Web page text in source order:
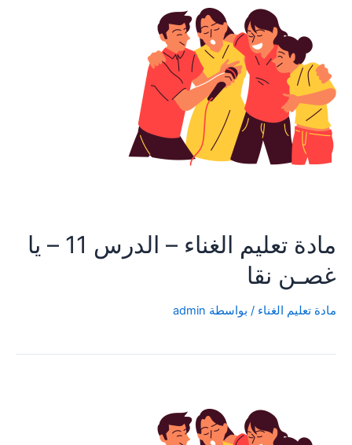
مادة تعليم الغناء – الدرس 11 – يا
غصـن نقا
مادة تعليم الغناء / بواسطة admin